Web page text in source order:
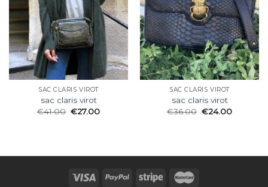
SAC CLARIS VIROT
sac claris virot
€41.00 €27.00
SAC CLARIS VIROT
sac claris virot
€36.00 €24.00